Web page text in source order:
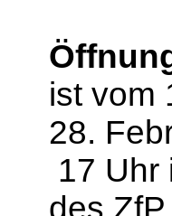
ist vom
28.
17 Uhr
des